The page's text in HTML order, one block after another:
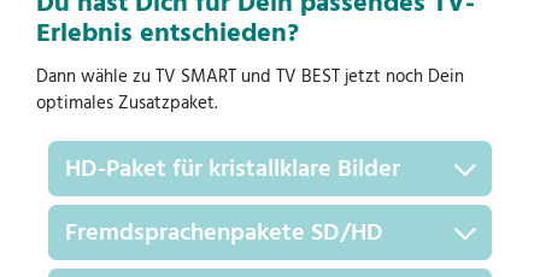
Erlebnis entschieden?
Dann wähle zu TV SMART und TV BEST jetzt noch Dein
optimales Zusatzpaket.
HD-Paket für kristallklare Bilder
Fremdsprachenpakete SD/HD